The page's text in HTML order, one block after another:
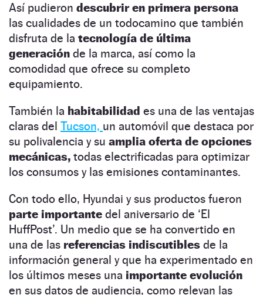
Así pudieron descubrir en primera persona
las cualidades de un todocamino que también
disfruta de la tecnología de última
generación de la marca, así como la
comodidad que ofrece su completo
equipamiento.
También la habitabilidad es una de las ventajas
claras del Tucson, un automóvil que destaca por
su polivalencia y su amplia oferta de opciones
mecánicas, todas electrificadas para optimizar
los consumos y las emisiones contaminantes.
Con todo ello, Hyundai y sus productos fueron
parte importante del aniversario de ‘El
HuffPost’. Un medio que se ha convertido en
una de las referencias indiscutibles de la
información general y que ha experimentado en
los últimos meses una importante evolución
en sus datos de audiencia, como relevan las